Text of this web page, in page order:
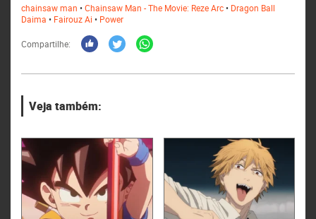
chainsaw man •Chainsaw Man - The Movie: Reze Arc• Dragon Ball
Daima • Fairouz Ai • Power
Compartilhe:
Veja também: